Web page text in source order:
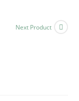
Next Product